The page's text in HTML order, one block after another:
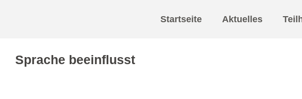
Startseite Aktuelles
Sprache beeinflusst